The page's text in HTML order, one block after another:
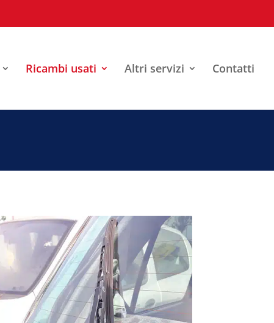
Ricambi usati Altri servizi Contatti